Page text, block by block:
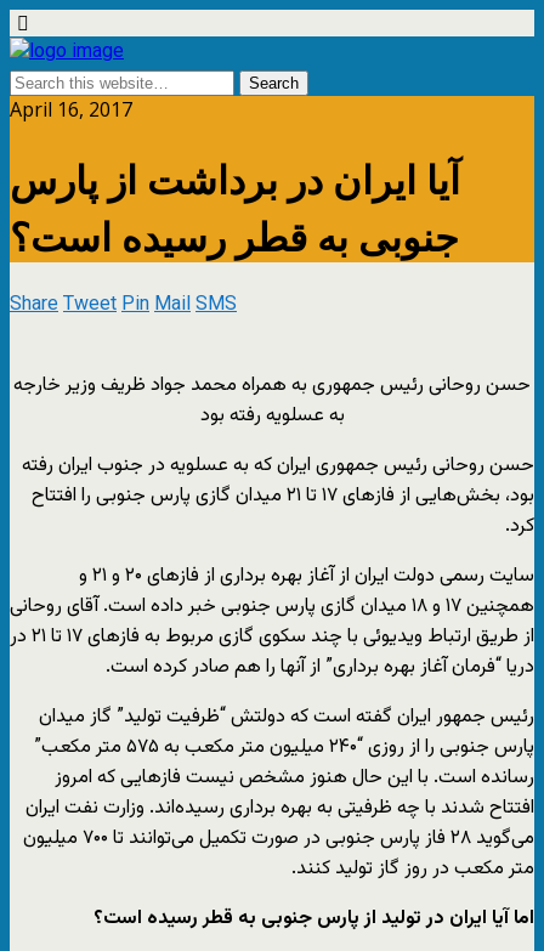
April 16, 2017
آیا ایران در برداشت از پارس
جنوبی به قطر رسیده است؟
ShareTweetPinMailSMS
حسن روحانی رئیس جمهوری به همراه محمد جواد ظریف وزیر خارجه
به عسلویه رفته بود
حسن روحانی رئیس جمهوری ایران که به عسلویه در جنوب ایران رفته
بود، بخش‌هایی از فازهای ۱۷ تا ۲۱ میدان گازی پارس جنوبی را افتتاح
کرد.
سایت رسمی دولت ایران از آغاز بهره برداری از فازهای ۲۰ و ۲۱ و
همچنین ۱۷ و ۱۸ میدان گازی پارس جنوبی خبر داده است. آقای روحانی
از طریق ارتباط ویدیوئی با چند سکوی گازی مربوط به فازهای ۱۷ تا ۲۱ در
دریا “فرمان آغاز بهره برداری” از آنها را هم صادر کرده است.
رئیس جمهور ایران گفته است که دولتش “ظرفیت تولید” گاز میدان
پارس جنوبی را از روزی “۲۴۰ میلیون متر مکعب به ۵۷۵ متر مکعب”
رسانده است. با این حال هنوز مشخص نیست فازهایی که امروز
افتتاح شدند با چه ظرفیتی به بهره برداری رسیده‌اند. وزارت نفت ایران
می‌گوید ۲۸ فاز پارس جنوبی در صورت تکمیل می‌توانند تا ۷۰۰ میلیون
متر مکعب در روز گاز تولید کنند.
اما آیا ایران در تولید از پارس جنوبی به قطر رسیده است؟